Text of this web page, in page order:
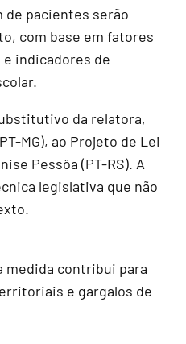
de pacientes serão
com base em fatores
indicadores de
da relatora,
MG), ao Projeto de Lei
Pessôa (PT-RS). A
legislativa que não
medida contribui para
e gargalos de